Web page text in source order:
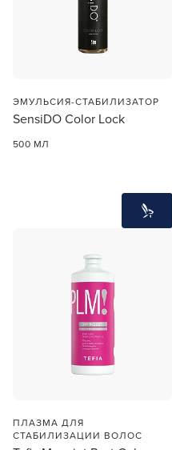
ЭМУЛЬСИЯ-СТАБИЛИЗАТОР
SensiDO Color Lock
500 МЛ
ПЛАЗМА ДЛЯ
СТАБИЛИЗАЦИИ ВОЛОС